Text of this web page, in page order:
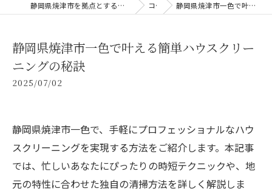
静岡県焼津市を拠点とするハウスクリーニングならクリーンアシスト コラム 静岡県焼津市一色で叶える簡単ハウスクリーニングの秘訣
静岡県焼津市一色で叶える簡単ハウスクリー
ニングの秘訣
2025/07/02
静岡県焼津市一色で、手軽にプロフェッショナルなハウ
スクリーニングを実現する方法をご紹介します。本記事
では、忙しいあなたにぴったりの時短テクニックや、地
元の特性に合わせた独自の清掃方法を詳しく解説しま